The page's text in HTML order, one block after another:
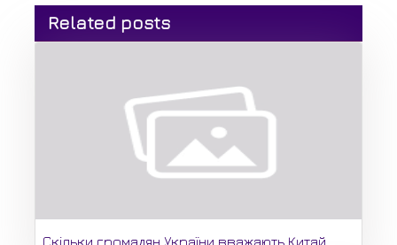
Related posts
Скільки громадян України вважають Китай